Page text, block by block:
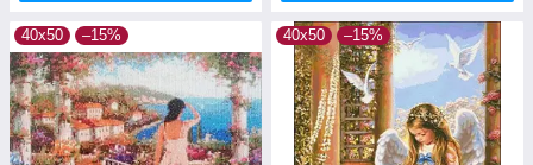
40х50 –15% 40х50 –15%